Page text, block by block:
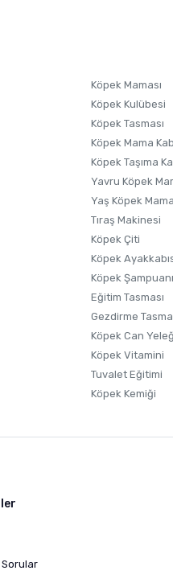
Ürünü
Köpek Maması
Köpek Kulübesi
Köpek Tasması
Köpek Mama
Köpek Taşıma
Yavru Köpek
Yaş Köpek
Tıraş Makinesi
Köpek Çiti
Köpek
Köpek Şampuanı
Eğitim Tasması
Gezdirme
Köpek Can
Köpek Vitamini
Tuvalet Eğitimi
Köpek Kemiği
Sorular